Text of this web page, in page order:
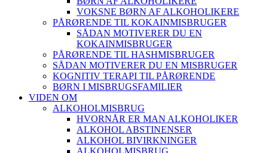
VOKSNE BØRN AF ALKOHOLIKERE
PÅRØRENDE TIL KOKAINMISBRUGER
SÅDAN MOTIVERER DU EN
KOKAINMISBRUGER
PÅRØRENDE TIL HASHMISBRUGER
SÅDAN MOTIVERER DU EN MISBRUGER
KOGNITIV TERAPI TIL PÅRØRENDE
BØRN I MISBRUGSFAMILIER
VIDEN OM
ALKOHOLMISBRUG
HVORNÅR ER MAN ALKOHOLIKER
ALKOHOL ABSTINENSER
ALKOHOL BIVIRKNINGER
ALKOHOLMISBRUG